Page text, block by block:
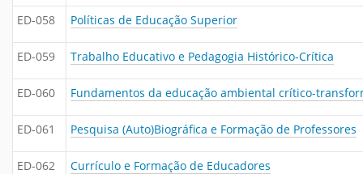
ED-058 Políticas de Educação Superior
ED-059 Trabalho Educativo e Pedagogia Histórico-Crítica
ED-060 Fundamentos da educação ambiental crítico-
ED-061 Pesquisa (Auto)Biográfica e Formação de Professores
ED-062 Currículo e Formação de Educadores